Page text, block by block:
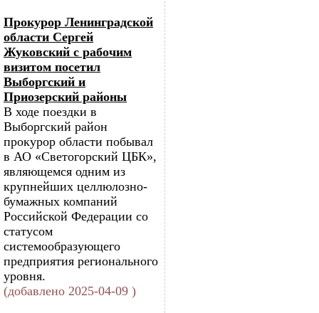
Прокурор Ленинградской
области Сергей
Жуковский с рабочим
визитом посетил
Выборгский и
Приозерский районы
В ходе поездки в
Выборгский район
прокурор области побывал
в АО «Светогорский ЦБК»,
являющемся одним из
крупнейших целлюлозно-
бумажных компаний
Российской Федерации со
статусом
системообразующего
предприятия регионального
уровня.
(добавлено 2025-04-09 )